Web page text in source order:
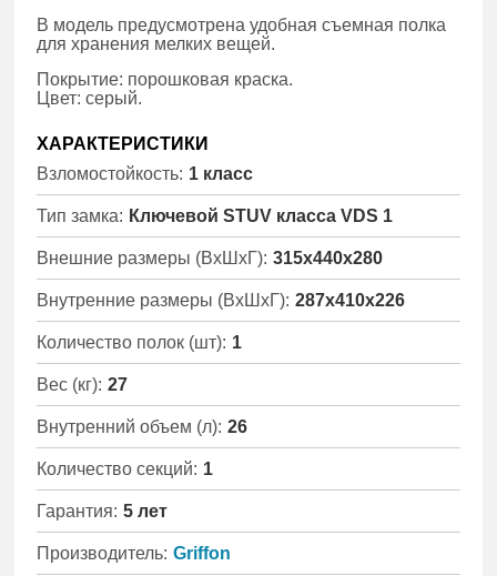
В модель предусмотрена удобная съемная полка
для хранения мелких вещей.
Покрытие: порошковая краска.
Цвет: серый.
ХАРАКТЕРИСТИКИ
Взломостойкость: 1 класс
Тип замка: Ключевой STUV класса VDS 1
Внешние размеры (ВхШхГ): 315x440x280
Внутренние размеры (ВхШхГ): 287x410x226
Количество полок (шт): 1
Вес (кг): 27
Внутренний объем (л): 26
Количество секций: 1
Гарантия: 5 лет
Производитель: Griffon